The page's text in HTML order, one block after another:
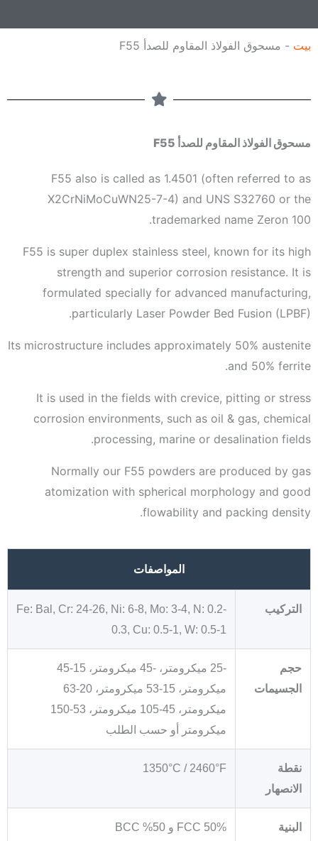
و
ن
بيت - مسحوق الفولاذ المقاوم للصدأ F55
مسحوق الفولاذ المقاوم للصدأ F55
F55 also is called as 1.4501 (often referred to as
X2CrNiMoCuWN25-7-4) and UNS S32760 or the
trademarked name Zeron 100.
F55 is super duplex stainless steel, known for its high
strength and superior corrosion resistance. It is
formulated specially for advanced manufacturing,
particularly Laser Powder Bed Fusion (LPBF).
Its microstructure includes approximately 50% austenite
and 50% ferrite.
It is used in the fields with crevice, pitting or stress
corrosion environments, such as oil & gas, chemical
processing, marine or desalination fields.
Normally our F55 powders are produced by gas
atomization with spherical morphology and good
flowability and packing density.
المواصفات
التركيب
Fe: Bal, Cr: 24-26, Ni: 6-8, Mo: 3-4, N: 0.2-
0.3, Cu: 0.5-1, W: 0.5-1
حجم
الجسيمات
-25 ميكرومتر، -45 ميكرومتر، 15-45
ميكرومتر، 15-53 ميكرومتر، 20-63
ميكرومتر، 45-105 ميكرومتر، 53-150
ميكرومتر أو حسب الطلب
نقطة
الانصهار
1350°C / 2460°F
البنية
50% FCC و 50% BCC